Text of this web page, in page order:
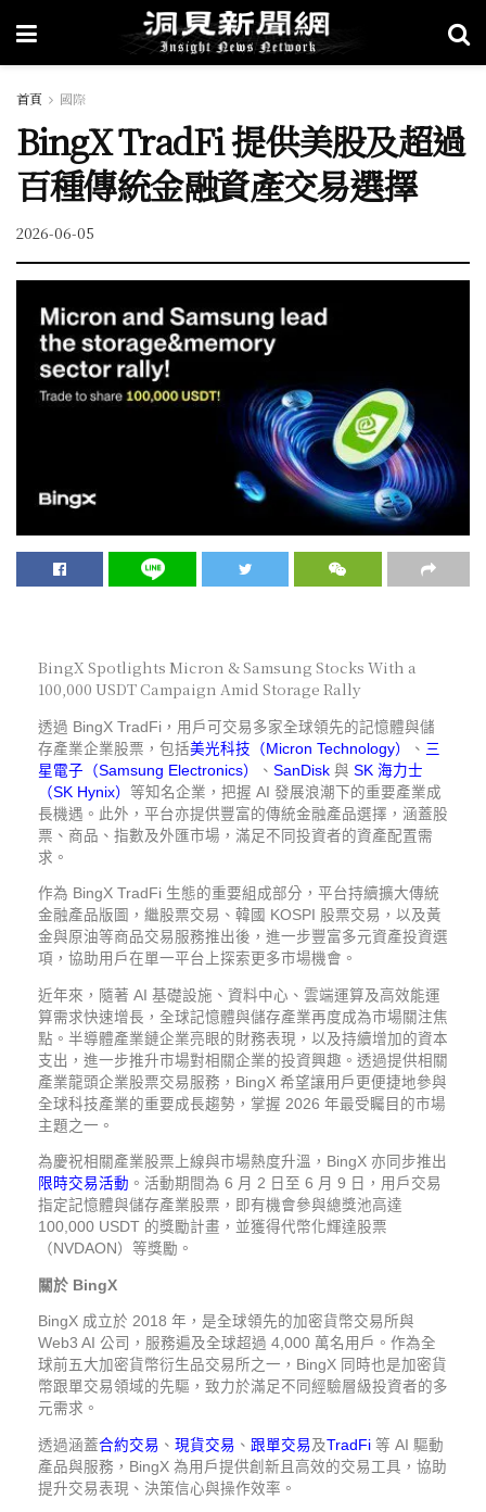
首頁 國際
BingX TradFi 提供美股及超過
百種傳統金融資產交易選擇
2026-06-05
BingX Spotlights Micron & Samsung Stocks With a
100,000 USDT Campaign Amid Storage Rally
透過 BingX TradFi，用戶可交易多家全球領先的記憶體與儲
存產業企業股票，包括美光科技（Micron Technology） 、 三
星電子（Samsung Electronics）
、 SanDisk 與 SK 海力士
（SK Hynix） 等知名企業，把握 AI 發展浪潮下的重要產業成
長機遇。此外，平台亦提供豐富的傳統金融產品選擇，涵蓋股
票、商品、指數及外匯市場，滿足不同投資者的資產配置需
求。
作為 BingX TradFi 生態的重要組成部分，平台持續擴大傳統
金融產品版圖，繼股票交易、韓國 KOSPI 股票交易，以及黃
金與原油等商品交易服務推出後，進一步豐富多元資產投資選
項，協助用戶在單一平台上探索更多市場機會。
近年來，隨著 AI 基礎設施、資料中心、雲端運算及高效能運
算需求快速增長，全球記憶體與儲存產業再度成為市場關注焦
點。半導體產業鏈企業亮眼的財務表現，以及持續增加的資本
支出，進一步推升市場對相關企業的投資興趣。透過提供相關
產業龍頭企業股票交易服務，BingX 希望讓用戶更便捷地參與
全球科技產業的重要成長趨勢，掌握 2026 年最受矚目的市場
主題之一。
為慶祝相關產業股票上線與市場熱度升溫，BingX 亦同步推出
限時交易活動 。活動期間為 6 月 2 日至 6 月 9 日，用戶交易
指定記憶體與儲存產業股票，即有機會參與總獎池高達
100,000 USDT 的獎勵計畫，並獲得代幣化輝達股票
（NVDAON）等獎勵。
關於 BingX
BingX 成立於 2018 年，是全球領先的加密貨幣交易所與
Web3 AI 公司，服務遍及全球超過 4,000 萬名用戶。作為全
球前五大加密貨幣衍生品交易所之一，BingX 同時也是加密貨
幣跟單交易領域的先驅，致力於滿足不同經驗層級投資者的多
元需求。
透過涵蓋合約交易 、 現貨交易 、 跟單交易及TradFi 等 AI 驅動
產品與服務，BingX 為用戶提供創新且高效的交易工具，協助
提升交易表現、決策信心與操作效率。